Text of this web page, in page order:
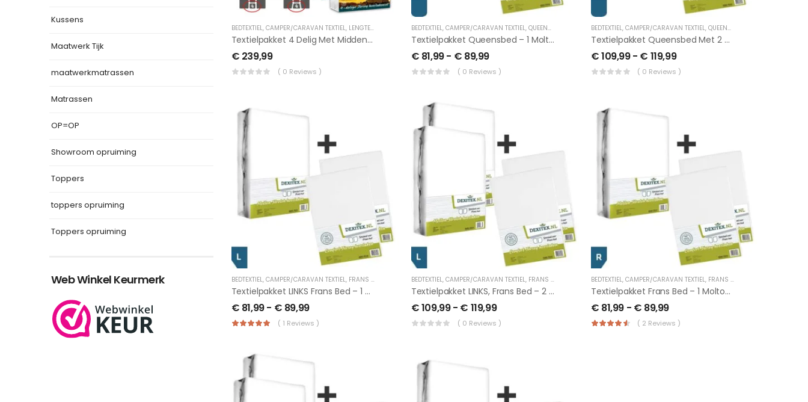
Kussens
Maatwerk Tijk
maatwerkmatrassen
Matrassen
OP=OP
Showroom opruiming
Toppers
toppers opruiming
Toppers opruiming
Web Winkel Keurmerk
BEDTEXTIEL, CAMPER/CARAVAN TEXTIEL, LENGTEBED TUSSENHOESLAKENS
Textielpakket 4 Delig Met Midden Matras -2 Hoeslakenset(4 Delig) En 1 Moltonset(4 Delig)
€ 239,99
( 0 Reviews )
BEDTEXTIEL, CAMPER/CARAVAN TEXTIEL, QUEENSBED
Textielpakket Queensbed – 1 Molton Met 2 Jersey Hoeslakens
€ 81,99- € 89,99
( 0 Reviews )
BEDTEXTIEL, CAMPER/CARAVAN TEXTIEL, QUEENSBED
Textielpakket Queensbed Met 2 Moltons En 2 Jersey Hoeslakens
€109,99- € 119,99
( 0 Reviews )
BEDTEXTIEL, CAMPER/CARAVAN TEXTIEL, FRANS BED
Textielpakket LINKS Frans Bed – 1 Molton Met 2 Hoeslakens,
€ 81,99- € 89,99
( 1 Reviews )
BEDTEXTIEL, CAMPER/CARAVAN TEXTIEL, FRANS BED
Textielpakket LINKS, Frans Bed – 2 Moltons Met 2 Hoeslakens
€109,99- € 119,99
( 0 Reviews )
BEDTEXTIEL, CAMPER/CARAVAN TEXTIEL, FRANS BED
Textielpakket Frans Bed – 1 Molton Met 2 Hoeslakens, RECHTS
€ 81,99 - € 89,99
( 2 Reviews )